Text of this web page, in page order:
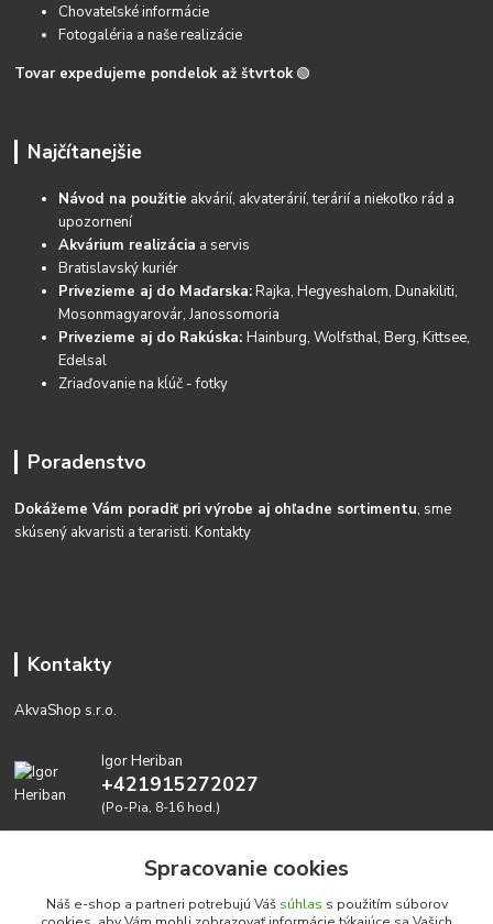
Chovateľské informácie
Fotogaléria a naše realizácie
Tovar expedujeme pondelok až štvrtok 🟢
Najčítanejšie
Návod na použitie akvárií, akvaterárií, terárií a niekoľko rád a
upozornení
Akvárium realizácia a servis
Bratislavský kuriér
Privezieme aj do Maďarska:Rajka, Hegyeshalom, Dunakiliti,
Mosonmagyarovár, Janossomoria
Privezieme aj do Rakúska:Hainburg, Wolfsthal, Berg, Kittsee,
Edelsal
Zriaďovanie na kĺúč - fotky
Poradenstvo
Dokážeme Vám poradiť pri výrobe aj ohľadne sortimentu, sme
skúsený akvaristi a teraristi.Kontakty
Kontakty
AkvaShop s.r.o.
Igor Heriban
+421915272027
(Po-Pia, 8-16 hod.)
Spracovanie cookies
Náš e-shop a partneri potrebujú Váš súhlas s použitím súborov